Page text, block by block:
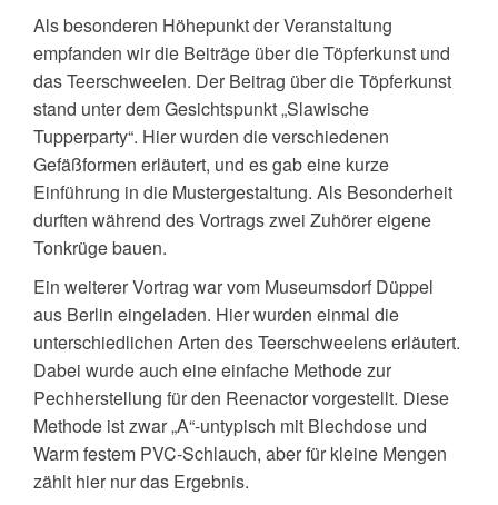
Als besonderen Höhepunkt der Veranstaltung
empfanden wir die Beiträge über die Töpferkunst und
das Teerschweelen. Der Beitrag über die Töpferkunst
stand unter dem Gesichtspunkt „Slawische
Tupperparty“. Hier wurden die verschiedenen
Gefäßformen erläutert, und es gab eine kurze
Einführung in die Mustergestaltung. Als Besonderheit
durften während des Vortrags zwei Zuhörer eigene
Tonkrüge bauen.
Ein weiterer Vortrag war vom Museumsdorf Düppel
aus Berlin eingeladen. Hier wurden einmal die
unterschiedlichen Arten des Teerschweelens erläutert.
Dabei wurde auch eine einfache Methode zur
Pechherstellung für den Reenactor vorgestellt. Diese
Methode ist zwar „A“-untypisch mit Blechdose und
Warm festem PVC-Schlauch, aber für kleine Mengen
zählt hier nur das Ergebnis.